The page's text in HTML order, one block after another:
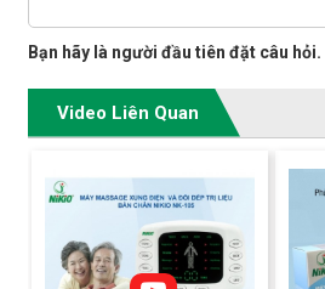
Bạn hãy là người đầu tiên đặt câu hỏi.
Video Liên Quan